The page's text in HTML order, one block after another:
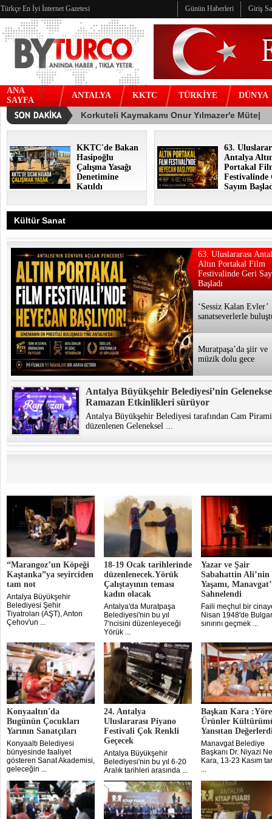
Türkçe En İyi İnternet Gazetesi Günün Haberleri Giriş
ANA
SAYFA
ANTALYA KKTC TÜRKİYE DÜNYA
KKTC'de Bakan
Hasipoğlu
Çalışma Yasağı
Denetimine
Katıldı
63.
Antalya
Portakal
Festivalinde
Sayım
Kültür Sanat
63. Uluslararası
Altın Portakal Film
Festivalinde Geri
Başladı
‘Sessiz Kalan Evler’
sanatseverlerle
Muratpaşa’da şiir ve
müzik dolu gece
Antalya Büyükşehir Belediyesi’nin
Ramazan Etkinlikleri sürüyor
Antalya Büyükşehir Belediyesi tarafından Cam
düzenlenen Geleneksel ...
“Marangoz’un Köpeği
Kaştanka”ya seyirciden
tam not
Antalya Büyükşehir
Belediyesi Şehir
Tiyatroları (AŞT), Anton
Çehov'un ...
18-19 Ocak tarihlerinde
düzenlenecek.Yörük
Çalıştayının teması
kadın olacak
Antalya'da Muratpaşa
Belediyesi'nin bu yıl
7'ncisini düzenleyeceği
Yörük ...
Yazar ve Şair
Sabahattin Ali’nin
Yaşamı,
Sahnelendi
Faili meçhul bir
Nisan 1948'de
sınırını geçmek ...
Konyaaltın'da
Bugünün Çocukları
Yarının Sanatçıları
Konyaaltı Belediyesi
bünyesinde faaliyet
gösteren Sanat Akademisi,
geleceğin ...
24. Antalya
Uluslararası Piyano
Festivali Çok Renkli
Geçecek
Antalya Büyükşehir
Belediyesi'nin bu yıl 6-20
Aralık tarihleri arasında ...
Başkan Kara
Ürünler
Yansıtan
Manavgat Belediye
Başkanı Dr. Niyazi
Kara, 13-23 Kasım
...